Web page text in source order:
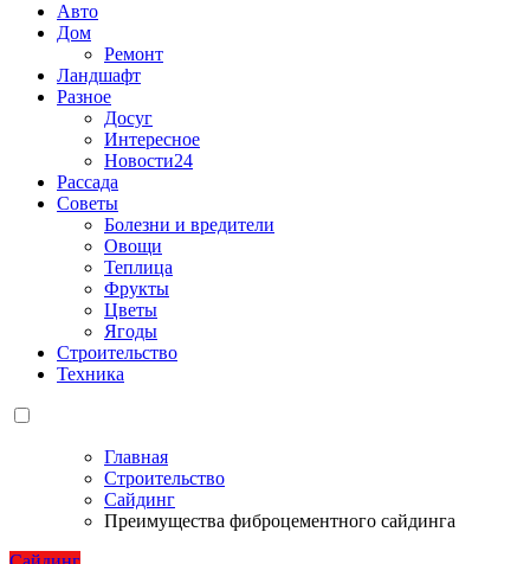
Авто
Дом
Ремонт
Ландшафт
Разное
Досуг
Интересное
Новости24
Рассада
Советы
Болезни и вредители
Овощи
Теплица
Фрукты
Цветы
Ягоды
Строительство
Техника
Главная
Строительство
Сайдинг
Преимущества фиброцементного сайдинга